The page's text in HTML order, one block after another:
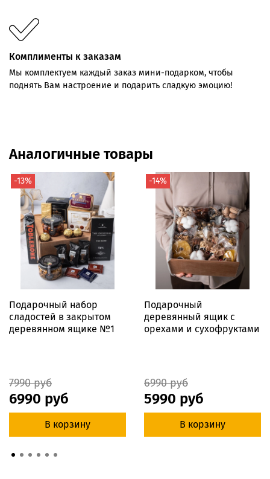
Комплименты к заказам
Мы комплектуем каждый заказ мини-подарком, чтобы
поднять Вам настроение и подарить сладкую эмоцию!
Аналогичные товары
-13%
Подарочный набор
сладостей в закрытом
деревянном ящике №1
7990 руб
6990 руб
В корзину
-14%
Подарочный
деревянный ящик с
орехами и сухофруктами
6990 руб
5990 руб
В корзину